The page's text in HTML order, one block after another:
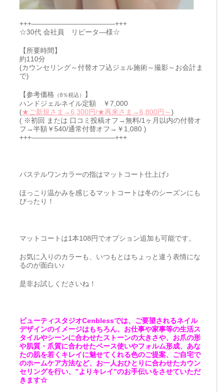
+++————————————+++
☆30代 会社員 リピータ―様☆
【所要時間】
約110分
(カウンセリング～付替オフ込ジェル施術～撮影～お会計ま
で)
【参考価格 （8％税込）
】
ハンドジェルネイル定額 ￥7,000
(★ご新規さま→6,300円/★再来さま→6,800円～)
( ※初回 または 口コミ投稿オフ→無料/1ヶ月以内の付替オ
フ→半額￥540/通常付替オフ→￥1,080 )
+++————————————+++
パステルワンカラーの指はマットコート仕上げ♪
ほっこり温かみを感じるマットコートは冬のシーズンにも
ぴったり！
マットコートは1本108円でオプション追加も可能です。
お気に入りのカラーも、いつもとはちょっと違う表情にな
るのが面白い♪
是非お試しくださいね！
ビューティスタジオCenblessでは、ご要望されるネイル
デザインのイメージはもちろん、お仕事や家事等の生活ス
タイルやシーンに合わせたストーンの大きさや、お爪の形
や肌質・爪質に合わせたベース使いやフォルム形成、あな
たの肌を若くキレイに魅せてくれる色のご提案、ご自宅で
のホームケア方法など、お一人おひとりに合わせたカウン
セリングを行い、”よりキレイ”のお手伝いをさせていただ
きます☆